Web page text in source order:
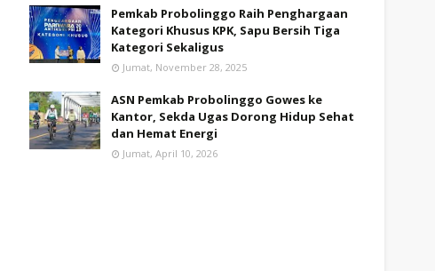
Pemkab Probolinggo Raih Penghargaan
Kategori Khusus KPK, Sapu Bersih Tiga
Kategori Sekaligus
Jumat, November 28, 2025
ASN Pemkab Probolinggo Gowes ke
Kantor, Sekda Ugas Dorong Hidup Sehat
dan Hemat Energi
Jumat, April 10, 2026